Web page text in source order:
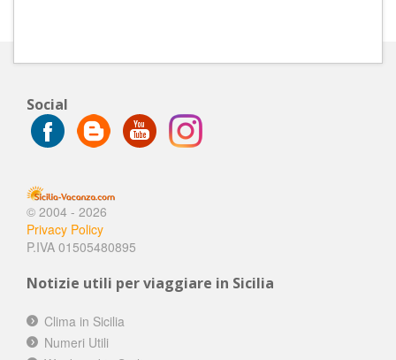
Social
© 2004 - 2026
Privacy Policy
P.IVA 01505480895
Notizie utili per viaggiare in Sicilia
Clima in Sicilia
Numeri Utili